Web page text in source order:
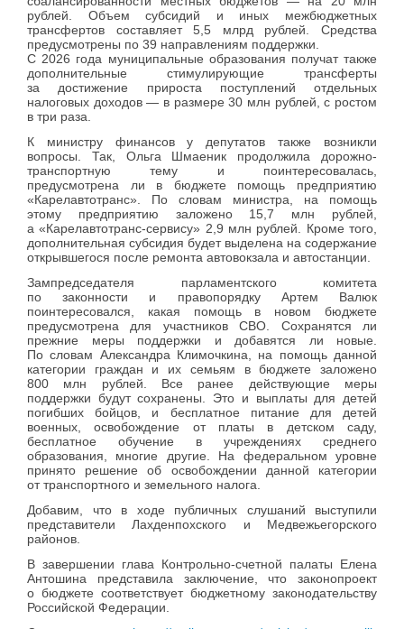
рублей. Объем субсидий и иных межбюджетных
трансфертов составляет 5,5 млрд рублей. Средства
предусмотрены по 39 направлениям поддержки.
С 2026 года муниципальные образования получат также
дополнительные стимулирующие трансферты
за достижение прироста поступлений отдельных
налоговых доходов — в размере 30 млн рублей, с ростом
в три раза.
К министру финансов у депутатов также возникли
вопросы. Так, Ольга Шмаеник продолжила дорожно-
транспортную тему и поинтересовалась,
предусмотрена ли в бюджете помощь предприятию
«Карелавтотранс». По словам министра, на помощь
этому предприятию заложено 15,7 млн рублей,
а «Карелавтотранс-сервису» 2,9 млн рублей. Кроме того,
дополнительная субсидия будет выделена на содержание
открывшегося после ремонта автовокзала и автостанции.
Зампредседателя парламентского комитета
по законности и правопорядку Артем Валюк
поинтересовался, какая помощь в новом бюджете
предусмотрена для участников СВО. Сохранятся ли
прежние меры поддержки и добавятся ли новые.
По словам Александра Климочкина, на помощь данной
категории граждан и их семьям в бюджете заложено
800 млн рублей. Все ранее действующие меры
поддержки будут сохранены. Это и выплаты для детей
погибших бойцов, и бесплатное питание для детей
военных, освобождение от платы в детском саду,
бесплатное обучение в учреждениях среднего
образования, многие другие. На федеральном уровне
принято решение об освобождении данной категории
от транспортного и земельного налога.
Добавим, что в ходе публичных слушаний выступили
представители Лахденпохского и Медвежьегорского
районов.
В завершении глава Контрольно-счетной палаты Елена
Антошина представила заключение, что законопроект
о бюджете соответствует бюджетному законодательству
Российской Федерации.